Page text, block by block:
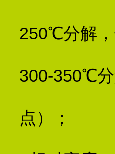
250℃分解
300-350℃
点）；